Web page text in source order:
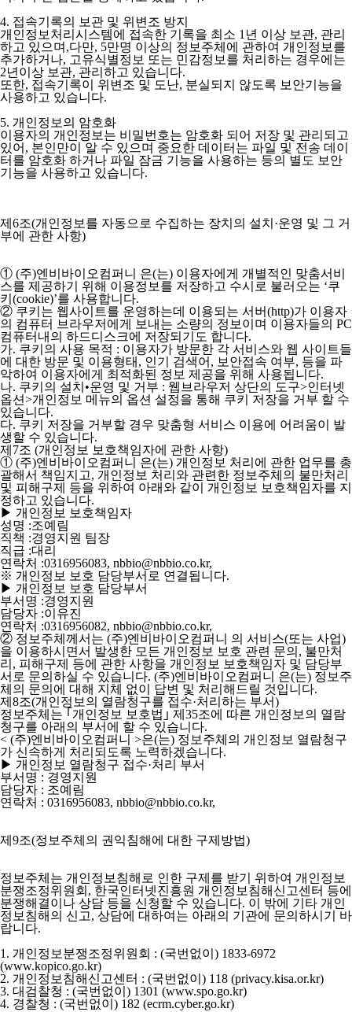
4. 접속기록의 보관 및 위변조 방지
개인정보처리시스템에 접속한 기록을 최소 1년 이상 보관, 관리
하고 있으며,다만, 5만명 이상의 정보주체에 관하여 개인정보를
추가하거나, 고유식별정보 또는 민감정보를 처리하는 경우에는
2년이상 보관, 관리하고 있습니다.
또한, 접속기록이 위변조 및 도난, 분실되지 않도록 보안기능을
사용하고 있습니다.
5. 개인정보의 암호화
이용자의 개인정보는 비밀번호는 암호화 되어 저장 및 관리되고
있어, 본인만이 알 수 있으며 중요한 데이터는 파일 및 전송 데이
터를 암호화 하거나 파일 잠금 기능을 사용하는 등의 별도 보안
기능을 사용하고 있습니다.
제6조(개인정보를 자동으로 수집하는 장치의 설치·운영 및 그 거
부에 관한 사항)
① (주)엔비바이오컴퍼니 은(는) 이용자에게 개별적인 맞춤서비
스를 제공하기 위해 이용정보를 저장하고 수시로 불러오는 ‘쿠
키(cookie)’를 사용합니다.
② 쿠키는 웹사이트를 운영하는데 이용되는 서버(http)가 이용자
의 컴퓨터 브라우저에게 보내는 소량의 정보이며 이용자들의 PC
컴퓨터내의 하드디스크에 저장되기도 합니다.
가. 쿠키의 사용 목적 : 이용자가 방문한 각 서비스와 웹 사이트들
에 대한 방문 및 이용형태, 인기 검색어, 보안접속 여부, 등을 파
악하여 이용자에게 최적화된 정보 제공을 위해 사용됩니다.
나. 쿠키의 설치•운영 및 거부 : 웹브라우저 상단의 도구>인터넷
옵션>개인정보 메뉴의 옵션 설정을 통해 쿠키 저장을 거부 할 수
있습니다.
다. 쿠키 저장을 거부할 경우 맞춤형 서비스 이용에 어려움이 발
생할 수 있습니다.
제7조 (개인정보 보호책임자에 관한 사항)
① (주)엔비바이오컴퍼니 은(는) 개인정보 처리에 관한 업무를 총
괄해서 책임지고, 개인정보 처리와 관련한 정보주체의 불만처리
및 피해구제 등을 위하여 아래와 같이 개인정보 보호책임자를 지
정하고 있습니다.
▶ 개인정보 보호책임자
성명 :조예림
직책 :경영지원 팀장
직급 :대리
연락처 :0316956083, nbbio@nbbio.co.kr,
※ 개인정보 보호 담당부서로 연결됩니다.
▶ 개인정보 보호 담당부서
부서명 :경영지원
담당자 :이유진
연락처 :0316956082, nbbio@nbbio.co.kr,
② 정보주체께서는 (주)엔비바이오컴퍼니 의 서비스(또는 사업)
을 이용하시면서 발생한 모든 개인정보 보호 관련 문의, 불만처
리, 피해구제 등에 관한 사항을 개인정보 보호책임자 및 담당부
서로 문의하실 수 있습니다. (주)엔비바이오컴퍼니 은(는) 정보주
체의 문의에 대해 지체 없이 답변 및 처리해드릴 것입니다.
제8조(개인정보의 열람청구를 접수·처리하는 부서)
정보주체는 ｢개인정보 보호법｣ 제35조에 따른 개인정보의 열람
청구를 아래의 부서에 할 수 있습니다.
< (주)엔비바이오컴퍼니 >은(는) 정보주체의 개인정보 열람청구
가 신속하게 처리되도록 노력하겠습니다.
▶ 개인정보 열람청구 접수·처리 부서
부서명 : 경영지원
담당자 : 조예림
연락처 : 0316956083, nbbio@nbbio.co.kr,
제9조(정보주체의 권익침해에 대한 구제방법)
정보주체는 개인정보침해로 인한 구제를 받기 위하여 개인정보
분쟁조정위원회, 한국인터넷진흥원 개인정보침해신고센터 등에
분쟁해결이나 상담 등을 신청할 수 있습니다. 이 밖에 기타 개인
정보침해의 신고, 상담에 대하여는 아래의 기관에 문의하시기 바
랍니다.
1. 개인정보분쟁조정위원회 : (국번없이) 1833-6972
(www.kopico.go.kr)
2. 개인정보침해신고센터 : (국번없이) 118 (privacy.kisa.or.kr)
3. 대검찰청 : (국번없이) 1301 (www.spo.go.kr)
4. 경찰청 : (국번없이) 182 (ecrm.cyber.go.kr)